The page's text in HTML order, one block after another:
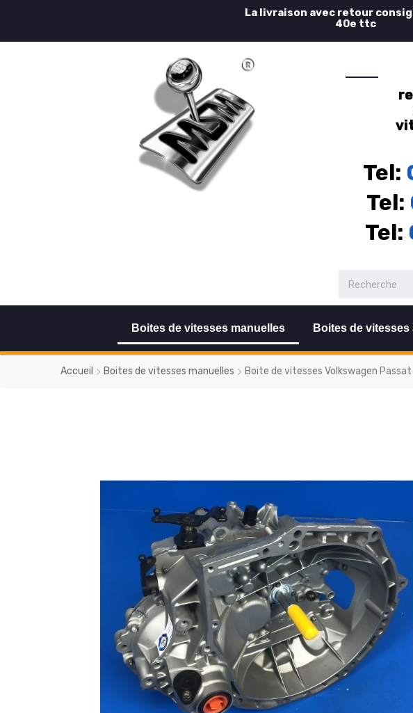
La livraison avec retour
40e ttc
Tel:
Tel:
Tel:
Boites de vitesses manuelles Boites de
Accueil Boites de vitesses manuelles Boite de vitesses Volkswagen Passat